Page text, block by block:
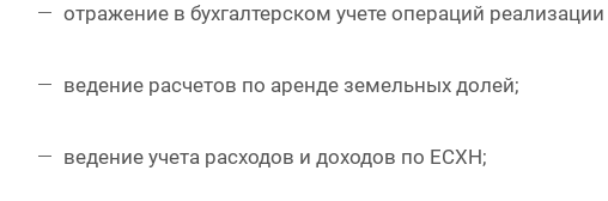
отражение в бухгалтерском учете операций
ведение расчетов по аренде земельных долей;
ведение учета расходов и доходов по ЕСХН;